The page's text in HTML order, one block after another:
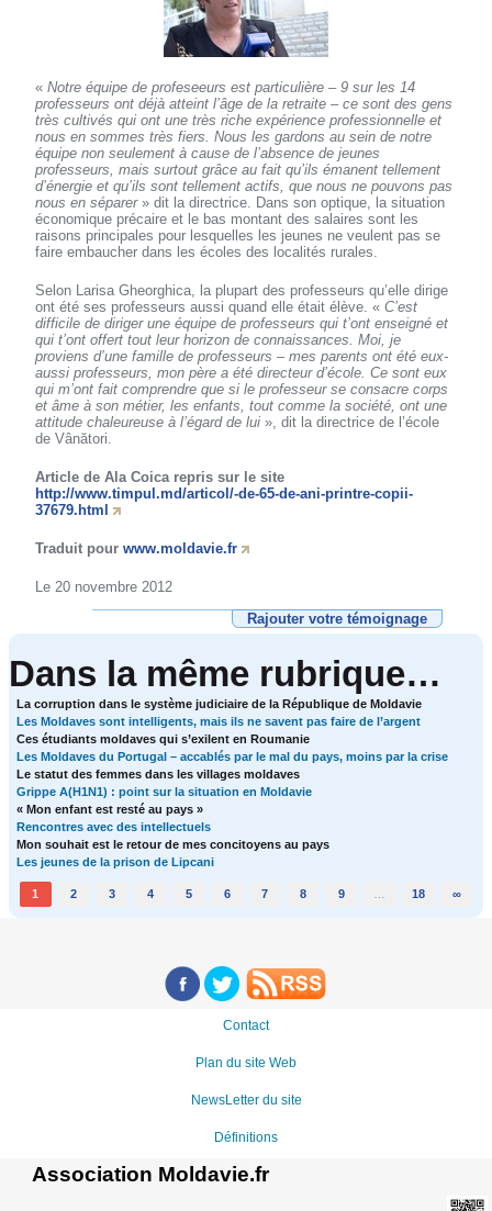
«Notre équipe de profeseeurs est particulière – 9 sur les 14
professeurs ont déjà atteint l’âge de la retraite – ce sont des gens
très cultivés qui ont une très riche expérience professionnelle et
nous en sommes très fiers. Nous les gardons au sein de notre
équipe non seulement à cause de l’absence de jeunes
professeurs, mais surtout grâce au fait qu’ils émanent tellement
d’énergie et qu’ils sont tellement actifs, que nous ne pouvons pas
nous en séparer» dit la directrice. Dans son optique, la situation
économique précaire et le bas montant des salaires sont les
raisons principales pour lesquelles les jeunes ne veulent pas se
faire embaucher dans les écoles des localités rurales.
Selon Larisa Gheorghica, la plupart des professeurs qu’elle dirige
ont été ses professeurs aussi quand elle était élève. «C’est
difficile de diriger une équipe de professeurs qui t’ont enseigné et
qui t’ont offert tout leur horizon de connaissances. Moi, je
proviens d’une famille de professeurs – mes parents ont été eux-
aussi professeurs, mon père a été directeur d’école. Ce sont eux
qui m’ont fait comprendre que si le professeur se consacre corps
et âme à son métier, les enfants, tout comme la société, ont une
attitude chaleureuse à l’égard de lui », dit la directrice de l’école
de Vânători.
Article de Ala Coica repris sur le site
http://www.timpul.md/articol/-de-65-de-ani-printre-copii-
37679.html
Traduit pour www.moldavie.fr
Le 20 novembre 2012
Rajouter votre témoignage
Dans la même rubrique…
La corruption dans le système judiciaire de la République de Moldavie
Les Moldaves sont intelligents, mais ils ne savent pas faire de l’argent
Ces étudiants moldaves qui s’exilent en Roumanie
Les Moldaves du Portugal – accablés par le mal du pays, moins par la crise
Le statut des femmes dans les villages moldaves
Grippe A(H1N1) : point sur la situation en Moldavie
« Mon enfant est resté au pays »
Rencontres avec des intellectuels
Mon souhait est le retour de mes concitoyens au pays
Les jeunes de la prison de Lipcani
1 2 3 4 5 6 7 8 9 18 ∞
Contact
Plan du site Web
NewsLetter du site
Définitions
Association Moldavie.fr